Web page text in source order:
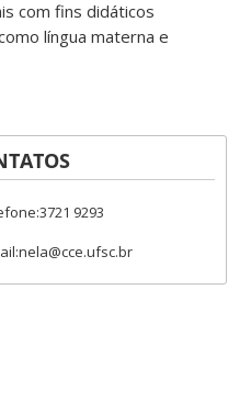
com fins didáticos
língua materna e
9293